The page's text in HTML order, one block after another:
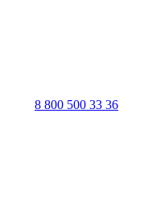
8 800 500 33 36